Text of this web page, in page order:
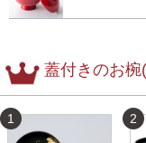
蓋付きのお
1 2